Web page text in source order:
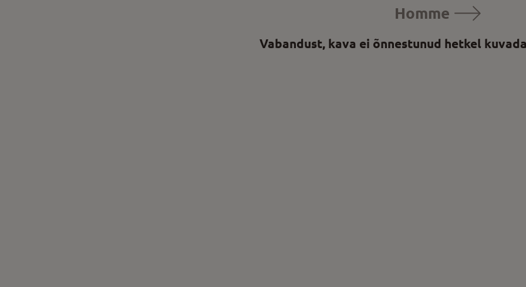
Homme
Vabandust, kava ei õnnestunud hetkel